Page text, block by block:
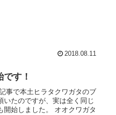
2018.08.11
す！
事で本土ヒラタクワガタのブ
いたのですが、実は全く同じ
開始しました。 オオクワガタ